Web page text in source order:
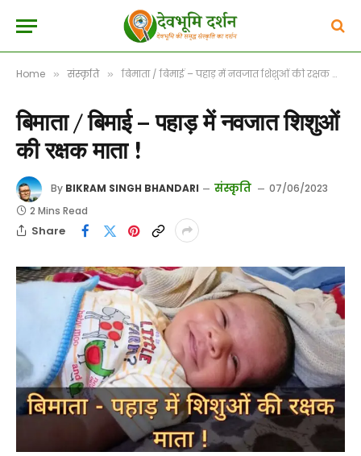
Home » संस्कृति » बिमाता / बिमाई – पहाड़ में नवजात शिशुओं की रक्षक माता !
बिमाता / बिमाई – पहाड़ में नवजात शिशुओं
की रक्षक माता !
By BIKRAM SINGH BHANDARI संस्कृति
07/06/2023
2 Mins Read
Share